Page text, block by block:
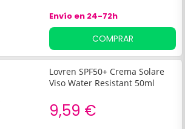
enrojecimientos, manchas
solares, eritemas, piel seca,
arrugas y envejecimiento de
las células, manteniendo la
piel suave e hidratada.
Envío en 24-72h
COMPRAR
Lovren SPF50+ Crema Solare
Viso Water Resistant 50ml
9,59 €